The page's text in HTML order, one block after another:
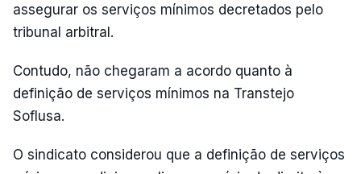
assegurar os serviços mínimos decretados pelo
tribunal arbitral.
Contudo, não chegaram a acordo quanto à
definição de serviços mínimos na Transtejo
Soflusa.
O sindicato considerou que a definição de serviços